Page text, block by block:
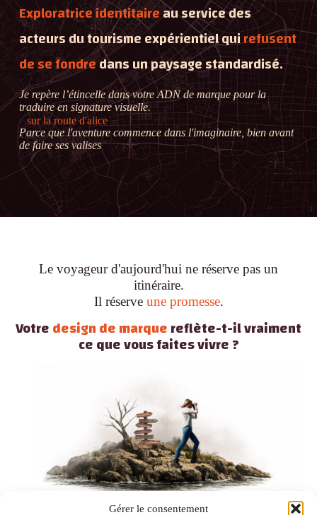
Gérer le consentement
Exploratrice identitaireau service des
acteurs du tourisme expérientiel quirefusent
de se fondredans un paysage standardisé.
Je repère l’étincelle dans votre ADN de marque pour la
traduire en signature visuelle.
Parce que l'aventure commence dans l'imaginaire, bien avant
de faire ses valises
sur la route d'alice
Le voyageur d'aujourd'hui ne réserve pas un
itinéraire.
Il réserve une promesse.
Votredesign de marquereflète-t-il vraiment
ce que vous faites vivre ?